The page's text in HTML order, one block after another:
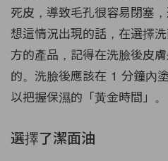
死皮，導致毛孔很容易閉塞
想這情況出現的話，在選擇
方的產品，記得在洗臉後皮
的。洗臉後應該在 1 分鐘內
以把握保濕的「黃金時間」。
選擇了潔面油